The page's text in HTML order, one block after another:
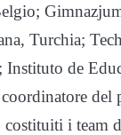
Turchia;
de
del
i team